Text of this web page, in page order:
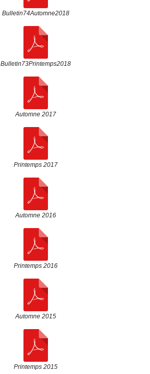
Bulletin74Automne2018
Bulletin73Printemps2018
Automne 2017
Printemps 2017
Automne 2016
Printemps 2016
Automne 2015
Printemps 2015